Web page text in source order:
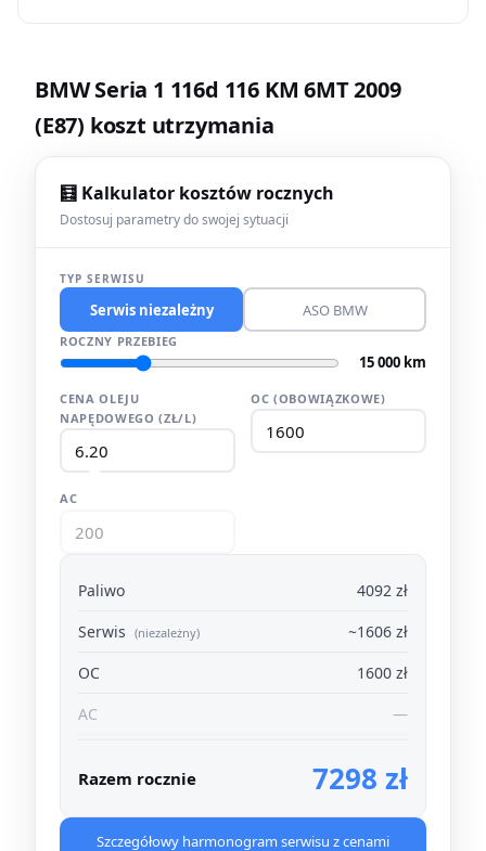
BMW Seria 1 116d 116 KM 6MT 2009
(E87) koszt utrzymania
🧮 Kalkulator kosztów rocznych
Dostosuj parametry do swojej sytuacji
TYP SERWISU
Serwis niezależny ASO BMW
ROCZNY PRZEBIEG
15 000 km
CENA OLEJU
NAPĘDOWEGO (ZŁ/L)
OC (OBOWIĄZKOWE)
AC
Paliwo
4092 zł
Serwis (niezależny)
~1606 zł
OC
1600 zł
AC
—
Razem rocznie 7298 zł
Szczegółowy harmonogram serwisu z cenami